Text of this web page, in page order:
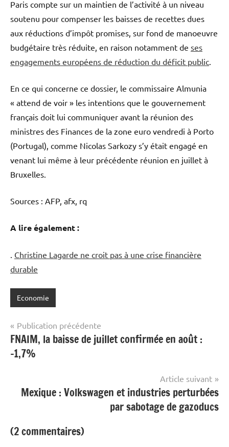
Paris compte sur un maintien de l’activité à un niveau
soutenu pour compenser les baisses de recettes dues
aux réductions d’impôt promises, sur fond de manoeuvre
budgétaire très réduite, en raison notamment de ses
engagements européens de réduction du déficit public
En ce qui concerne ce dossier, le commissaire Almunia
« attend de voir » les intentions que le gouvernement
français doit lui communiquer avant la réunion des
ministres des Finances de la zone euro vendredi à Porto
(Portugal), comme Nicolas Sarkozy s’y était engagé en
venant lui même à leur précédente réunion en juillet à
Bruxelles.
Sources : AFP, afx, rq
A lire également :
Christine Lagarde ne croit pas à une crise financière
durable
Economie
Navigation
de
l’article
Publication précédente
FNAIM, la baisse de juillet confirmée en août :
-1,7%
Article suivant
Mexique : Volkswagen et industries perturbées
par sabotage de gazoducs
(2 commentaires)